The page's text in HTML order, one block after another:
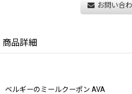
お問い合
商品詳細
ベルギーのミールクーポン AVA